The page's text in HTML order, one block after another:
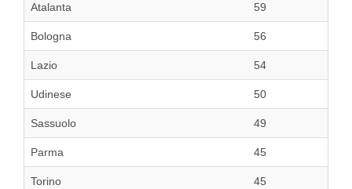
Atalanta 59
Bologna 56
Lazio 54
Udinese 50
Sassuolo 49
Parma 45
Torino 45